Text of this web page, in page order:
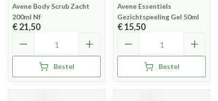
Avene Body Scrub Zacht
200ml Nf
€ 21,50
Bestel
Avene Essentiels
Gezichtspeeling Gel 50ml
€ 15,50
Bestel